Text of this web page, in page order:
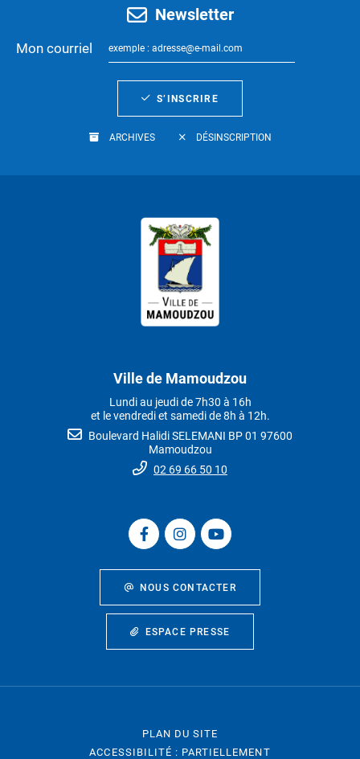
Newsletter
Mon courriel
S’INSCRIRE
ARCHIVES DÉSINSCRIPTION
Ville de Mamoudzou
Lundi au jeudi de 7h30 à 16h
et le vendredi et samedi de 8h à 12h.
Boulevard Halidi SELEMANI BP 01 97600
Mamoudzou
02 69 66 50 10
NOUS CONTACTER
ESPACE PRESSE
PLAN DU SITE
ACCESSIBILITÉ : PARTIELLEMENT